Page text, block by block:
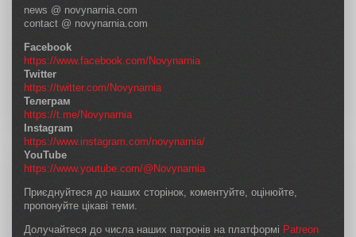
news @ novynarnia.com
contact @ novynarnia.com
Facebook
https://www.facebook.com/Novynarnia
Twitter
https://twitter.com/Novynarnia
Телеграм
https://t.me/Novynarnia
Instagram
https://www.instagram.com/novynarnia/
YouTube
https://www.youtube.com/@Novynarnia
Приєднуйтеся до наших сторінок, коментуйте, оцінюйте,
пропонуйте цікаві теми.
Долучайтеся до числа наших патронів на платформі Patreon